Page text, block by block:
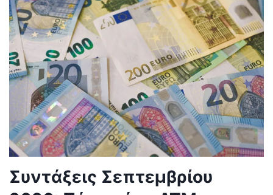
Συντάξεις Σεπτεμβρίου